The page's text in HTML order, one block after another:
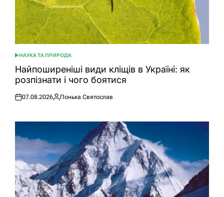
ОПУБЛІКУВАТИ
У
НАУКА ТА ПРИРОДА
Найпоширеніші види кліщів в Україні: як
розпізнати і чого боятися
Оприлюднено
07.08.2026
Опубліковано
Понька Святослав